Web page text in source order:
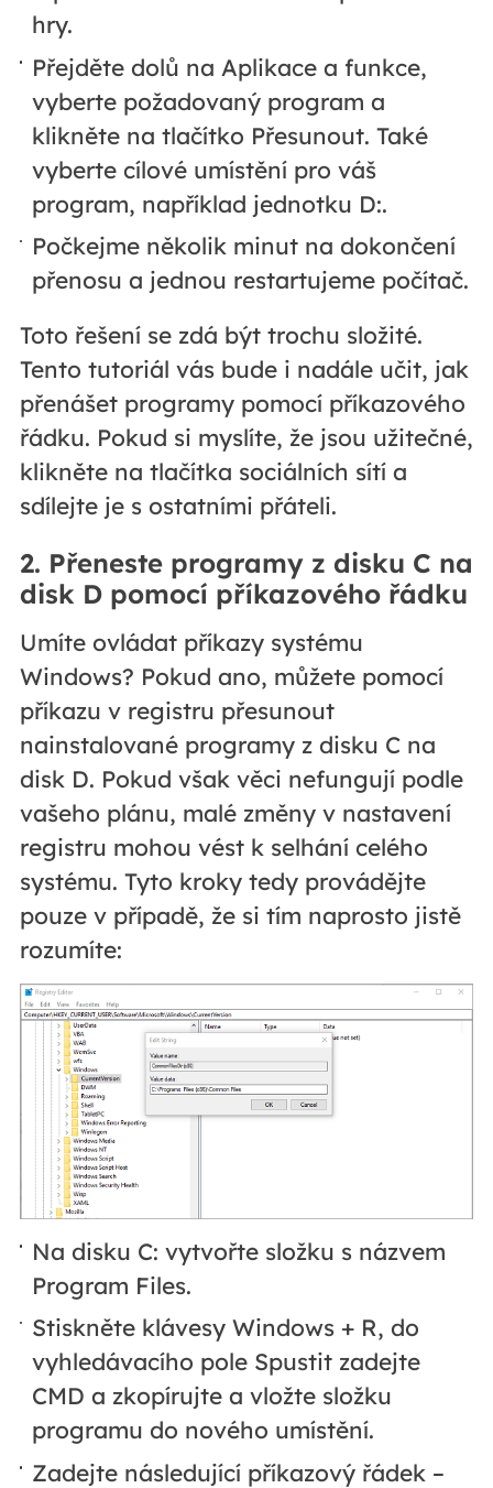
hry.
Přejděte dolů na Aplikace a funkce,
vyberte požadovaný program a
klikněte na tlačítko Přesunout. Také
vyberte cílové umístění pro váš
program, například jednotku D:.
Počkejme několik minut na dokončení
přenosu a jednou restartujeme počítač.
Toto řešení se zdá být trochu složité.
Tento tutoriál vás bude i nadále učit, jak
přenášet programy pomocí příkazového
řádku. Pokud si myslíte, že jsou užitečné,
klikněte na tlačítka sociálních sítí a
sdílejte je s ostatními přáteli.
2. Přeneste programy z disku C na
disk D pomocí příkazového řádku
Umíte ovládat příkazy systému
Windows? Pokud ano, můžete pomocí
příkazu v registru přesunout
nainstalované programy z disku C na
disk D. Pokud však věci nefungují podle
vašeho plánu, malé změny v nastavení
registru mohou vést k selhání celého
systému. Tyto kroky tedy provádějte
pouze v případě, že si tím naprosto jistě
rozumíte:
Na disku C: vytvořte složku s názvem
Program Files.
Stiskněte klávesy Windows + R, do
vyhledávacího pole Spustit zadejte
CMD a zkopírujte a vložte složku
programu do nového umístění.
Zadejte následující příkazový řádek –